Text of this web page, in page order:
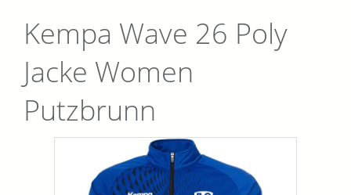
Kempa Wave 26 Poly
Jacke Women
Putzbrunn